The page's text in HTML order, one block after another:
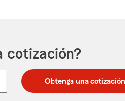
cotización?
Obtenga una cotización